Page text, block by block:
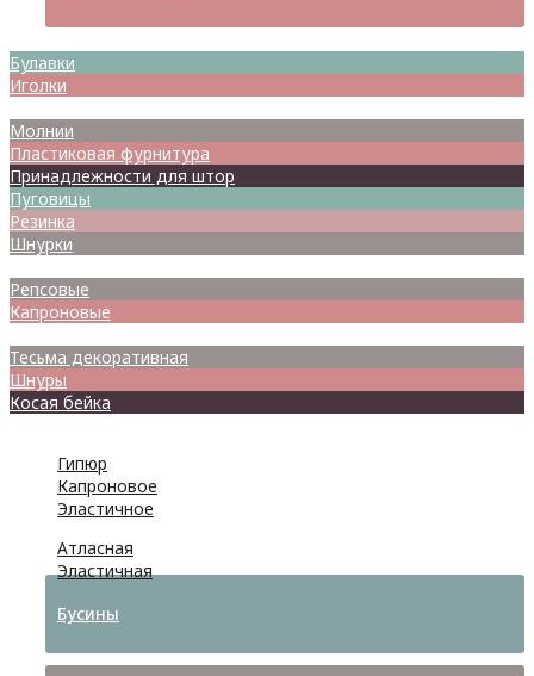
Булавки
Иголки
Молнии
Пластиковая фурнитура
Принадлежности для штор
Пуговицы
Резинка
Шнурки
Репсовые
Капроновые
Тесьма декоративная
Шнуры
Косая бейка
Гипюр
Капроновое
Эластичное
Атласная
Эластичная
Бусины